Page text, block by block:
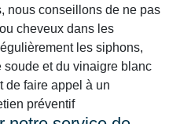
nous conseillons de ne pas
cheveux dans les
les siphons,
soude et du vinaigre blanc
de faire appel à un
préventif